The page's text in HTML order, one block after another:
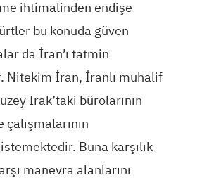
ihtimalinden endişe
bu konuda güven
da İran’ı tatmin
Nitekim İran, İranlı muhalif
Irak’taki bürolarının
çalışmalarının
Buna karşılık
manevra alanlarını